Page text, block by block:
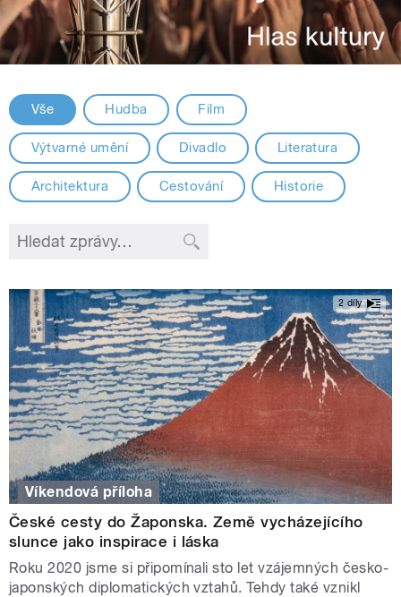
Vše Hudba Film
Výtvarné umění Divadlo Literatura
Architektura Cestování Historie
2 díly
Víkendová příloha
České cesty do Žaponska. Země vycházejícího
slunce jako inspirace i láska
Roku 2020 jsme si připomínali sto let vzájemných česko-
japonských diplomatických vztahů. Tehdy také vznikl